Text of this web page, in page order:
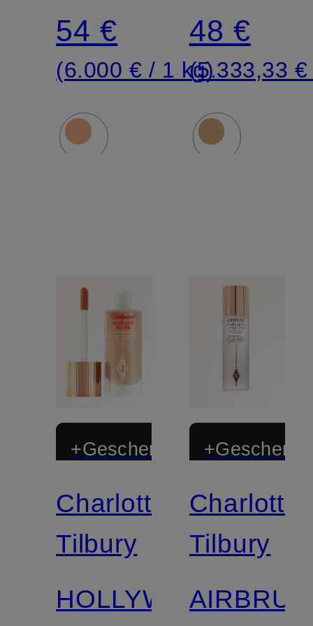
REFILLABLE
54 €
(6.000 € / 1 kg)
GLOW
TINT
48 €
(5.333,33
+Geschenk
Zertifiziert
Charlotte
Tilbury
HOLLYWOOD
+Geschenk
Zertifiziert
Charlotte
Tilbury